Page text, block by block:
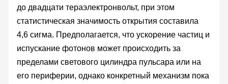
до двадцати тераэлектронвольт, при этом
статистическая значимость открытия составила
4,6 сигма. Предполагается, что ускорение частиц и
испускание фотонов может происходить за
пределами светового цилиндра пульсара или на
его периферии, однако конкретный механизм пока